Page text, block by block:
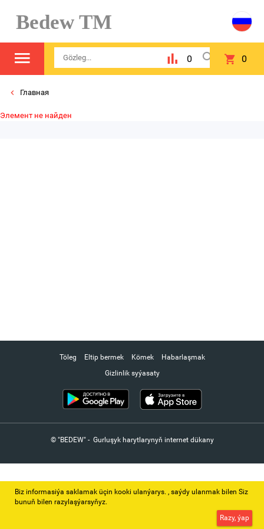
Bedew TM
0 0
Главная
Элемент не найден
Töleg Eltip bermek Kömek
Habarlaşmak
Gizlinlik syýasaty
© "BEDEW" - Gurluşyk harytlarynyň internet dükany
Biz informasiýa saklamak üçin kooki ulanýarys. ‚ saýdy ulanmak bilen Siz
bunuň bilen razylaşýarsyňyz.
Razy, ýap